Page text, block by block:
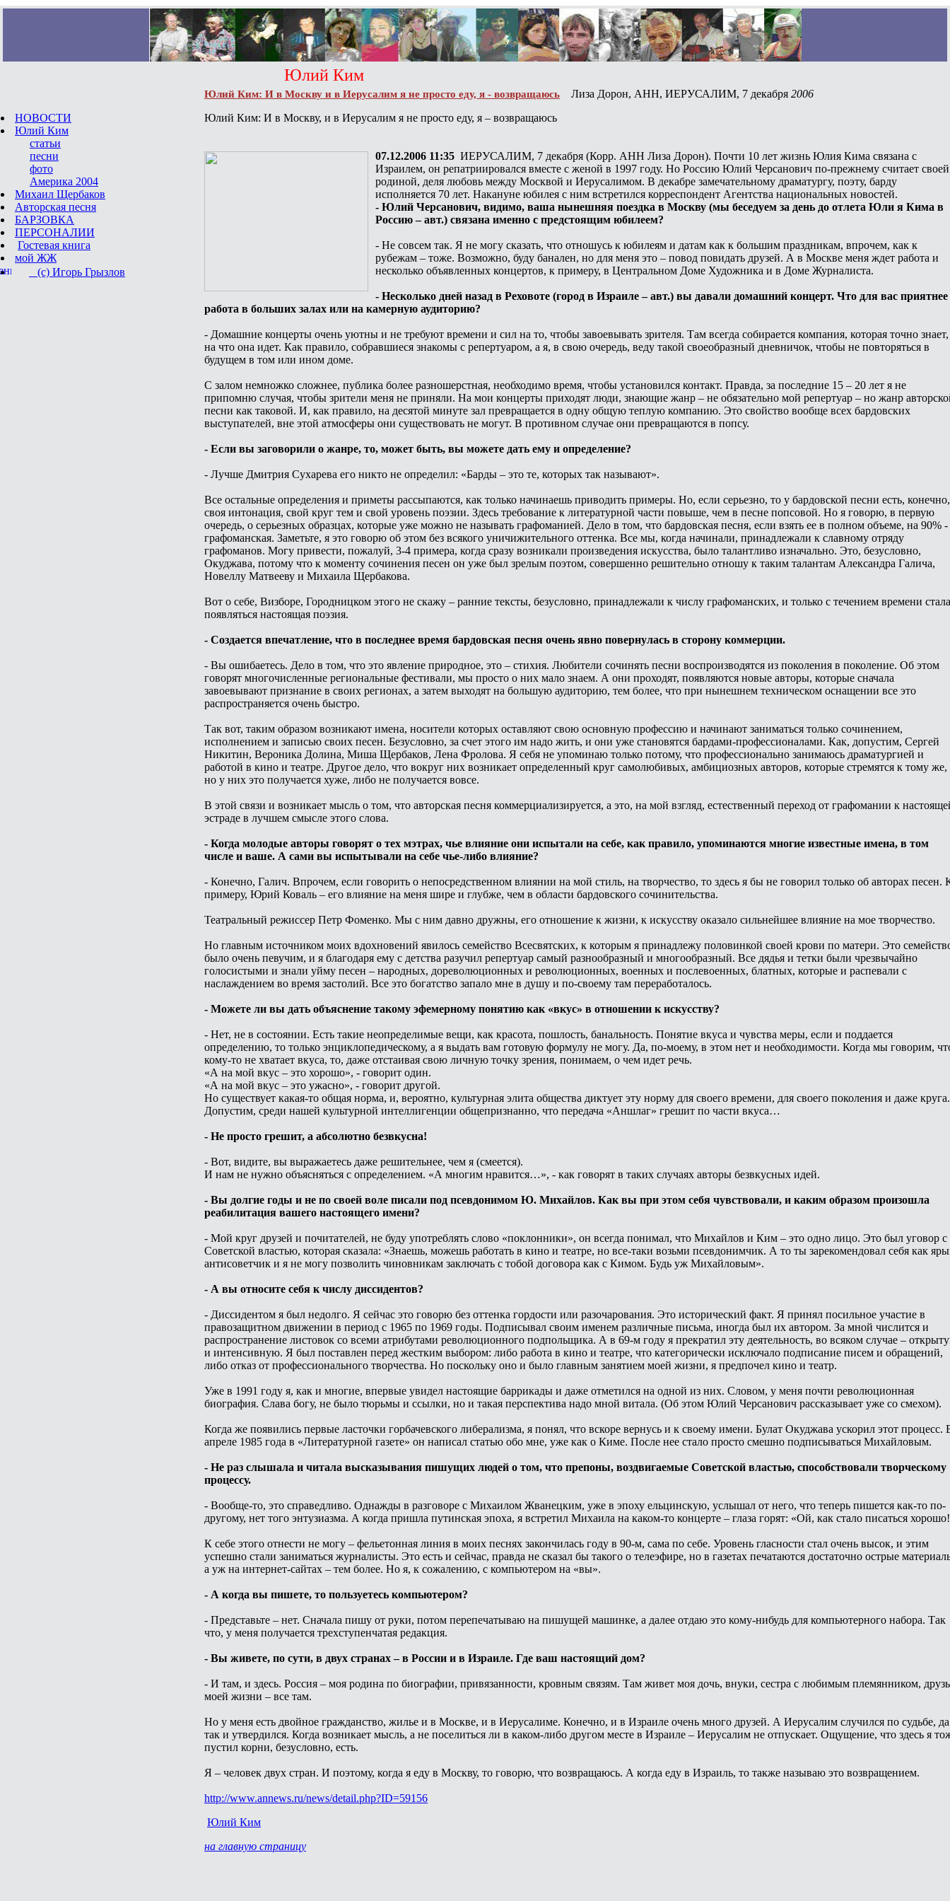
Юлий Ким
НОВОСТИ
Юлий Ким
статьи
песни
фото
Америка 2004
Михаил Щербаков
Авторская песня
БАРЗОВКА
ПЕРСОНАЛИИ
Гостевая книга
мой ЖЖ
(с) Игорь Грызлов
Юлий Ким: И в Москву и в Иерусалим я не просто еду, я - возвращаюсь Лиза Дорон, АНН, ИЕРУСАЛИМ, 7 декабря 2006
Юлий Ким: И в Москву, и в Иерусалим я не просто еду, я – возвращаюсь
07.12.2006 11:35 ИЕРУСАЛИМ, 7 декабря (Корр. АНН Лиза Дорон). Почти 10 лет жизнь Юлия Кима связана с
Израилем, он репатриировался вместе с женой в 1997 году. Но Россию Юлий Черсанович по-прежнему считает своей
родиной, деля любовь между Москвой и Иерусалимом. В декабре замечательному драматургу, поэту, барду
исполняется 70 лет. Накануне юбилея с ним встретился корреспондент Агентства национальных новостей.
- Юлий Черсанович, видимо, ваша нынешняя поездка в Москву (мы беседуем за день до отлета Юли я Кима в
Россию – авт.) связана именно с предстоящим юбилеем?
- Не совсем так. Я не могу сказать, что отношусь к юбилеям и датам как к большим праздникам, впрочем, как к
рубежам – тоже. Возможно, буду банален, но для меня это – повод повидать друзей. А в Москве меня ждет работа и
несколько объявленных концертов, к примеру, в Центральном Доме Художника и в Доме Журналиста.
- Несколько дней назад в Реховоте (город в Израиле – авт.) вы давали домашний концерт. Что для вас приятнее
работа в больших залах или на камерную аудиторию?
- Домашние концерты очень уютны и не требуют времени и сил на то, чтобы завоевывать зрителя. Там всегда собирается компания, которая точно знает,
на что она идет. Как правило, собравшиеся знакомы с репертуаром, а я, в свою очередь, веду такой своеобразный дневничок, чтобы не повторяться в
будущем в том или ином доме.
С залом немножко сложнее, публика более разношерстная, необходимо время, чтобы установился контакт. Правда, за последние 15 – 20 лет я не
припомню случая, чтобы зрители меня не приняли. На мои концерты приходят люди, знающие жанр – не обязательно мой репертуар – но жанр
песни как таковой. И, как правило, на десятой минуте зал превращается в одну общую теплую компанию. Это свойство вообще всех бардовских
выступателей, вне этой атмосферы они существовать не могут. В противном случае они превращаются в попсу.
- Если вы заговорили о жанре, то, может быть, вы можете дать ему и определение?
- Лучше Дмитрия Сухарева его никто не определил: «Барды – это те, которых так называют».
Все остальные определения и приметы рассыпаются, как только начинаешь приводить примеры. Но, если серьезно, то у бардовской песни есть, конечно,
своя интонация, свой круг тем и свой уровень поэзии. Здесь требование к литературной части повыше, чем в песне попсовой. Но я говорю, в первую
очередь, о серьезных образцах, которые уже можно не называть графоманией. Дело в том, что бардовская песня, если взять ее в полном объеме, на 90% -
графоманская. Заметьте, я это говорю об этом без всякого уничижительного оттенка. Все мы, когда начинали, принадлежали к славному отряду
графоманов. Могу привести, пожалуй, 3-4 примера, когда сразу возникали произведения искусства, было талантливо изначально. Это, безусловно,
Окуджава, потому что к моменту сочинения песен он уже был зрелым поэтом, совершенно решительно отношу к таким талантам Александра Галича,
Новеллу Матвееву и Михаила Щербакова.
Вот о себе, Визборе, Городницком этого не скажу – ранние тексты, безусловно, принадлежали к числу графоманских, и только с течением времени стала
появляться настоящая поэзия.
- Создается впечатление, что в последнее время бардовская песня очень явно повернулась в сторону коммерции.
- Вы ошибаетесь. Дело в том, что это явление природное, это – стихия. Любители сочинять песни воспроизводятся из поколения в поколение. Об этом
говорят многочисленные региональные фестивали, мы просто о них мало знаем. А они проходят, появляются новые авторы, которые сначала
завоевывают признание в своих регионах, а затем выходят на большую аудиторию, тем более, что при нынешнем техническом оснащении все это
распространяется очень быстро.
Так вот, таким образом возникают имена, носители которых оставляют свою основную профессию и начинают заниматься только сочинением,
исполнением и записью своих песен. Безусловно, за счет этого им надо жить, и они уже становятся бардами-профессионалами. Как, допустим, Сергей
Никитин, Вероника Долина, Миша Щербаков, Лена Фролова. Я себя не упоминаю только потому, что профессионально занимаюсь драматургией и
работой в кино и театре. Другое дело, что вокруг них возникает определенный круг самолюбивых, амбициозных авторов, которые стремятся к тому же,
но у них это получается хуже, либо не получается вовсе.
В этой связи и возникает мысль о том, что авторская песня коммерциализируется, а это, на мой взгляд, естественный переход от графомании к
эстраде в лучшем смысле этого слова.
- Когда молодые авторы говорят о тех мэтрах, чье влияние они испытали на себе, как правило, упоминаются многие известные имена, в том
числе и ваше. А сами вы испытывали на себе чье-либо влияние?
- Конечно, Галич. Впрочем, если говорить о непосредственном влиянии на мой стиль, на творчество, то здесь я бы не говорил только об авторах песен.
примеру, Юрий Коваль – его влияние на меня шире и глубже, чем в области бардовского сочинительства.
Театральный режиссер Петр Фоменко. Мы с ним давно дружны, его отношение к жизни, к искусству оказало сильнейшее влияние на мое творчество.
Но главным источником моих вдохновений явилось семейство Всесвятских, к которым я принадлежу половинкой своей крови по матери. Это
было очень певучим, и я благодаря ему с детства разучил репертуар самый разнообразный и многообразный. Все дядья и тетки были чрезвычайно
голосистыми и знали уйму песен – народных, дореволюционных и революционных, военных и послевоенных, блатных, которые и распевали с
наслаждением во время застолий. Все это богатство запало мне в душу и по-своему там переработалось.
- Можете ли вы дать объяснение такому эфемерному понятию как «вкус» в отношении к искусству?
- Нет, не в состоянии. Есть такие неопределимые вещи, как красота, пошлость, банальность. Понятие вкуса и чувства меры, если и поддается
определению, то только энциклопедическому, а я выдать вам готовую формулу не могу. Да, по-моему, в этом нет и необходимости. Когда мы говорим,
кому-то не хватает вкуса, то, даже отстаивая свою личную точку зрения, понимаем, о чем идет речь.
«А на мой вкус – это хорошо», - говорит один.
«А на мой вкус – это ужасно», - говорит другой.
Но существует какая-то общая норма, и, вероятно, культурная элита общества диктует эту норму для своего времени, для своего поколения и даже круга.
Допустим, среди нашей культурной интеллигенции общепризнанно, что передача «Аншлаг» грешит по части вкуса…
- Не просто грешит, а абсолютно безвкусна!
- Вот, видите, вы выражаетесь даже решительнее, чем я (смеется).
И нам не нужно объясняться с определением. «А многим нравится…», - как говорят в таких случаях авторы безвкусных идей.
- Вы долгие годы и не по своей воле писали под псевдонимом Ю. Михайлов. Как вы при этом себя чувствовали, и каким образом произошла
реабилитация вашего настоящего имени?
- Мой круг друзей и почитателей, не буду употреблять слово «поклонники», он всегда понимал, что Михайлов и Ким – это одно лицо. Это был уговор с
Советской властью, которая сказала: «Знаешь, можешь работать в кино и театре, но все-таки возьми псевдонимчик. А то ты зарекомендовал себя как
антисоветчик и я не могу позволить чиновникам заключать с тобой договора как с Кимом. Будь уж Михайловым».
- А вы относите себя к числу диссидентов?
- Диссидентом я был недолго. Я сейчас это говорю без оттенка гордости или разочарования. Это исторический факт. Я принял посильное участие в
правозащитном движении в период с 1965 по 1969 годы. Подписывал своим именем различные письма, иногда был их автором. За мной числится и
распространение листовок со всеми атрибутами революционного подпольщика. А в 69-м году я прекратил эту деятельность, во всяком случае –
и интенсивную. Я был поставлен перед жестким выбором: либо работа в кино и театре, что категорически исключало подписание писем и обращений,
либо отказ от профессионального творчества. Но поскольку оно и было главным занятием моей жизни, я предпочел кино и театр.
Уже в 1991 году я, как и многие, впервые увидел настоящие баррикады и даже отметился на одной из них. Словом, у меня почти революционная
биография. Слава богу, не было тюрьмы и ссылки, но и такая перспектива надо мной витала. (Об этом Юлий Черсанович рассказывает уже со смехом).
Когда же появились первые ласточки горбачевского либерализма, я понял, что вскоре вернусь и к своему имени. Булат Окуджава ускорил этот процесс.
апреле 1985 года в «Литературной газете» он написал статью обо мне, уже как о Киме. После нее стало просто смешно подписываться Михайловым.
- Не раз слышала и читала высказывания пишущих людей о том, что препоны, воздвигаемые Советской властью, способствовали творческому
процессу.
- Вообще-то, это справедливо. Однажды в разговоре с Михаилом Жванецким, уже в эпоху ельцинскую, услышал от него, что теперь пишется как-то по-
другому, нет того энтузиазма. А когда пришла путинская эпоха, я встретил Михаила на каком-то концерте – глаза горят: «Ой, как стало писаться
К себе этого отнести не могу – фельетонная линия в моих песнях закончилась году в 90-м, сама по себе. Уровень гласности стал очень высок, и этим
успешно стали заниматься журналисты. Это есть и сейчас, правда не сказал бы такого о телеэфире, но в газетах печатаются достаточно острые
а уж на интернет-сайтах – тем более. Но я, к сожалению, с компьютером на «вы».
- А когда вы пишете, то пользуетесь компьютером?
- Представьте – нет. Сначала пишу от руки, потом перепечатываю на пишущей машинке, а далее отдаю это кому-нибудь для компьютерного набора. Так
что, у меня получается трехступенчатая редакция.
- Вы живете, по сути, в двух странах – в России и в Израиле. Где ваш настоящий дом?
- И там, и здесь. Россия – моя родина по биографии, привязанности, кровным связям. Там живет моя дочь, внуки, сестра с любимым племянником,
моей жизни – все там.
Но у меня есть двойное гражданство, жилье и в Москве, и в Иерусалиме. Конечно, и в Израиле очень много друзей. А Иерусалим случился по судьбе, да
так и утвердился. Когда возникает мысль, а не поселиться ли в каком-либо другом месте в Израиле – Иерусалим не отпускает. Ощущение, что здесь я
пустил корни, безусловно, есть.
Я – человек двух стран. И поэтому, когда я еду в Москву, то говорю, что возвращаюсь. А когда еду в Израиль, то также называю это возвращением.
http://www.annews.ru/news/detail.php?ID=59156
Юлий Ким
на главную страницу